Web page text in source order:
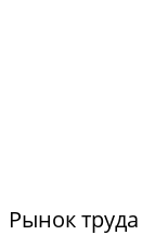
Рынок